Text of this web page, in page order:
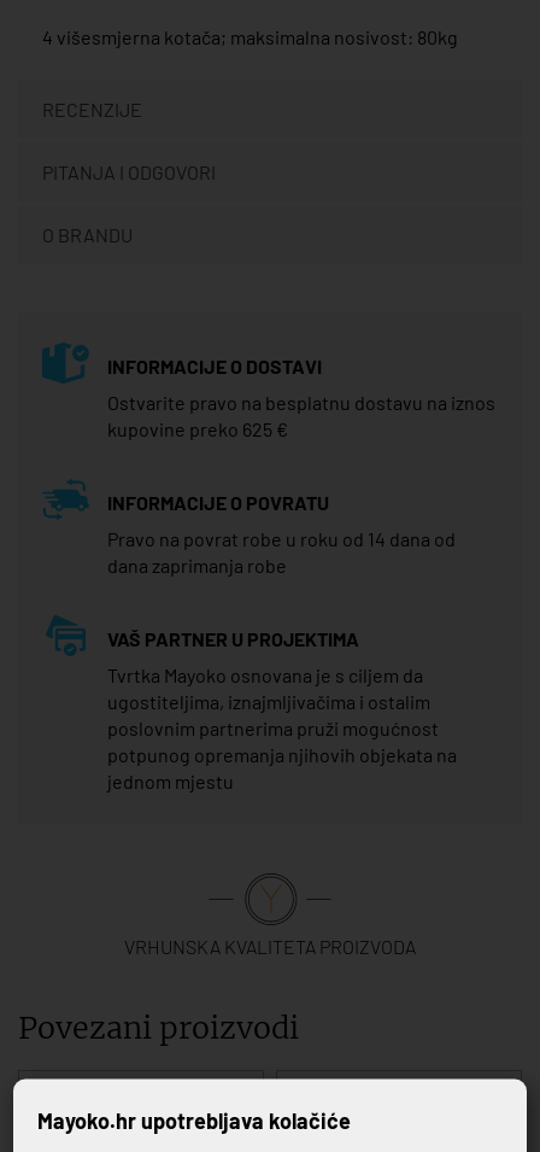
4 višesmjerna kotača; maksimalna nosivost: 80kg
RECENZIJE
PITANJA I ODGOVORI
O BRANDU
INFORMACIJE O DOSTAVI
Ostvarite pravo na besplatnu dostavu na iznos
kupovine preko 625 €
INFORMACIJE O POVRATU
Pravo na povrat robe u roku od 14 dana od
dana zaprimanja robe
VAŠ PARTNER U PROJEKTIMA
Tvrtka Mayoko osnovana je s ciljem da
ugostiteljima, iznajmljivačima i ostalim
poslovnim partnerima pruži mogućnost
potpunog opremanja njihovih objekata na
jednom mjestu
VRHUNSKA KVALITETA PROIZVODA
Povezani proizvodi
Mayoko.hr upotrebljava kolačiće